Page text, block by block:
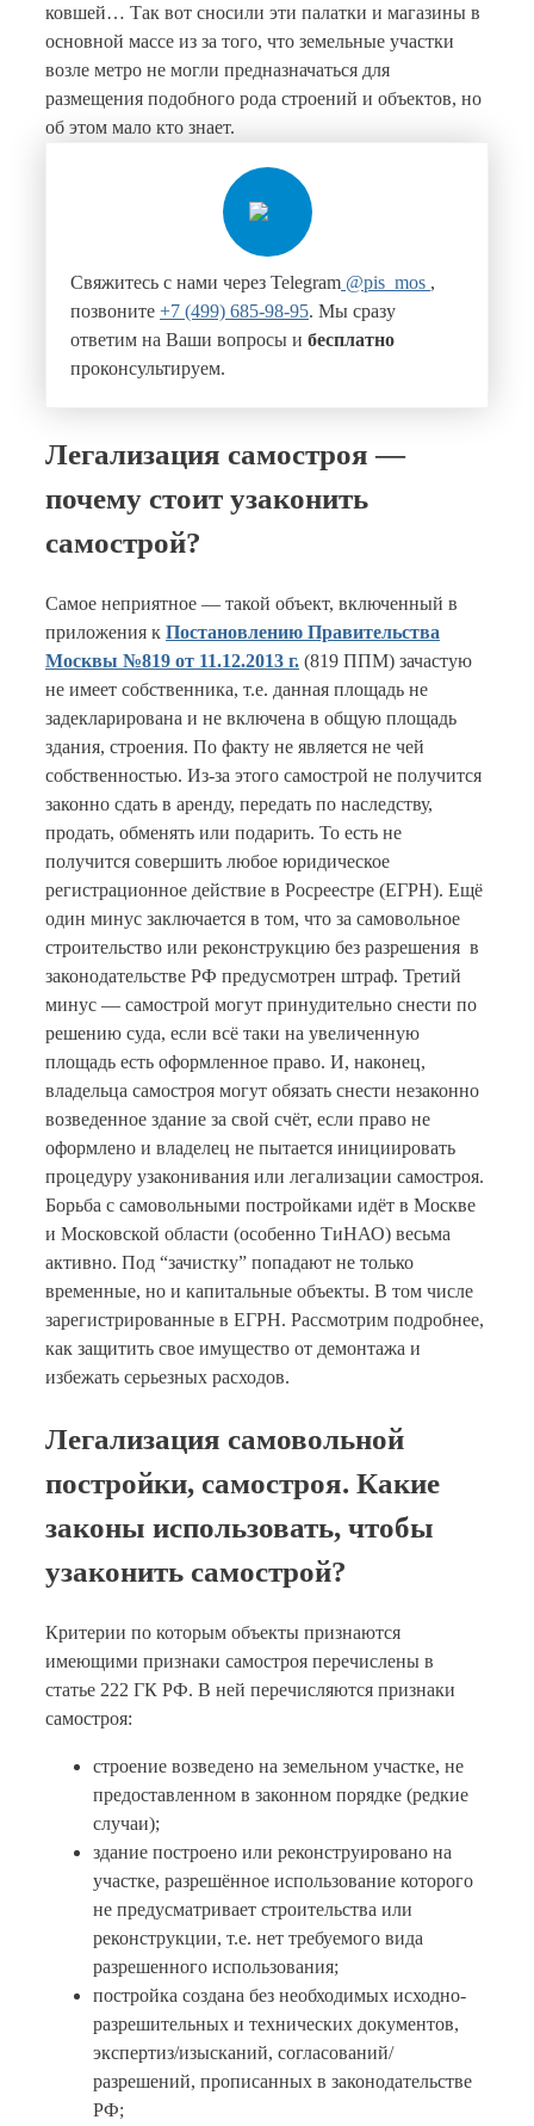
ковшей… Так вот сносили эти палатки и магазины в
основной массе из за того, что земельные участки
возле метро не могли предназначаться для
размещения подобного рода строений и объектов, но
об этом мало кто знает.
Свяжитесь с нами через Telegram @pis_mos ,
позвоните +7 (499) 685-98-95. Мы сразу
ответим на Ваши вопросы и бесплатно
проконсультируем.
Легализация самостроя —
почему стоит узаконить
самострой?
Самое неприятное — такой объект, включенный в
приложения к Постановлению Правительства
Москвы №819 от 11.12.2013 г. (819 ППМ) зачастую
не имеет собственника, т.е. данная площадь не
задекларирована и не включена в общую площадь
здания, строения. По факту не является не чей
собственностью. Из-за этого самострой не получится
законно сдать в аренду, передать по наследству,
продать, обменять или подарить. То есть не
получится совершить любое юридическое
регистрационное действие в Росреестре (ЕГРН). Ещё
один минус заключается в том, что за самовольное
строительство или реконструкцию без разрешения в
законодательстве РФ предусмотрен штраф. Третий
минус — самострой могут принудительно снести по
решению суда, если всё таки на увеличенную
площадь есть оформленное право. И, наконец,
владельца самостроя могут обязать снести незаконно
возведенное здание за свой счёт, если право не
оформлено и владелец не пытается инициировать
процедуру узаконивания или легализации самостроя.
Борьба с самовольными постройками идёт в Москве
и Московской области (особенно ТиНАО) весьма
активно. Под “зачистку” попадают не только
временные, но и капитальные объекты. В том числе
зарегистрированные в ЕГРН. Рассмотрим подробнее,
как защитить свое имущество от демонтажа и
избежать серьезных расходов.
Легализация самовольной
постройки, самостроя. Какие
законы использовать, чтобы
узаконить самострой?
Критерии по которым объекты признаются
имеющими признаки самостроя перечислены в
статье 222 ГК РФ. В ней перечисляются признаки
самостроя:
строение возведено на земельном участке, не
предоставленном в законном порядке (редкие
случаи);
здание построено или реконструировано на
участке, разрешённое использование которого
не предусматривает строительства или
реконструкции, т.е. нет требуемого вида
разрешенного использования;
постройка создана без необходимых исходно-
разрешительных и технических документов,
экспертиз/изысканий, согласований/
разрешений, прописанных в законодательстве
РФ;